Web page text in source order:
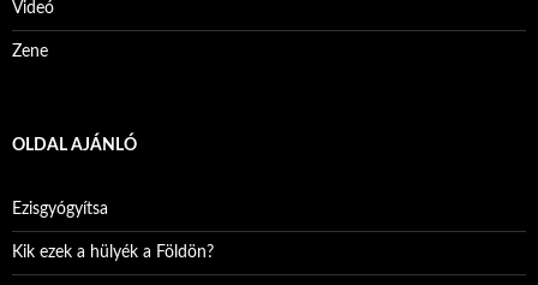
Videó
Zene
OLDAL AJÁNLÓ
Ezisgyógyítsa
Kik ezek a hülyék a Földön?